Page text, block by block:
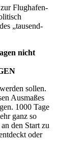
Flughafen-
„tausend-
nicht
sollen.
Ausmaßes
1000 Tage
ganz so
den Start zu
oder